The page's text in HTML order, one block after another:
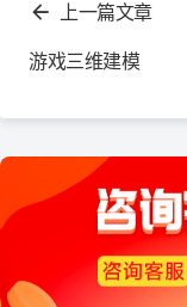
上一篇文章
游戏三维建模